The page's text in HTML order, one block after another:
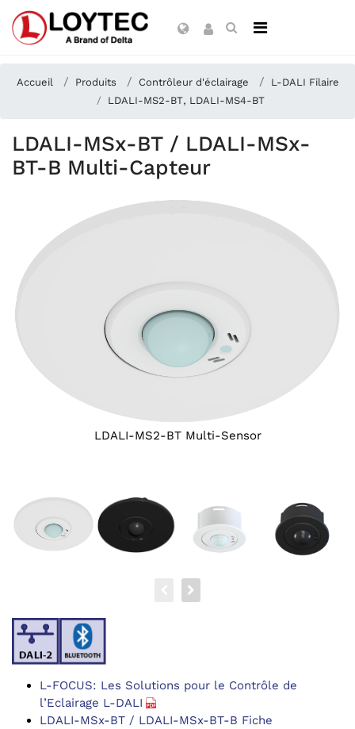
Accueil Produits Contrôleur d'éclairage
L-DALI Filaire
LDALI-MS2-BT, LDALI-MS4-BT
LDALI-MSx-BT / LDALI-MSx-
BT-B Multi-Capteur
LDALI-MS2-BT Multi-Sensor
L-FOCUS: Les Solutions pour le Contrôle de
l’Eclairage L-DALI
LDALI-MSx-BT / LDALI-MSx-BT-B Fiche